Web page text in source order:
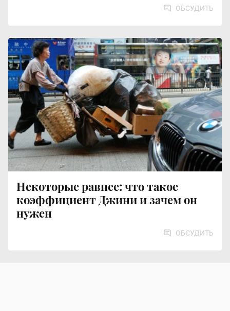
ОБСУДИТЬ
Некоторые равнее: что такое
коэффициент Джини и зачем он
нужен
ОБСУДИТЬ